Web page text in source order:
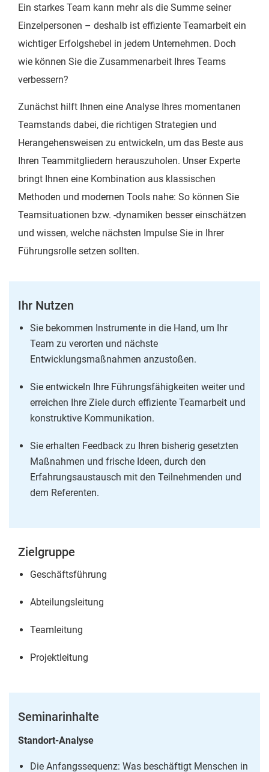
Ein starkes Team kann mehr als die Summe seiner
Einzelpersonen – deshalb ist effiziente Teamarbeit ein
wichtiger Erfolgshebel in jedem Unternehmen. Doch
wie können Sie die Zusammenarbeit Ihres Teams
verbessern?
Zunächst hilft Ihnen eine Analyse Ihres momentanen
Teamstands dabei, die richtigen Strategien und
Herangehensweisen zu entwickeln, um das Beste aus
Ihren Teammitgliedern herauszuholen. Unser Experte
bringt Ihnen eine Kombination aus klassischen
Methoden und modernen Tools nahe: So können Sie
Teamsituationen bzw. -dynamiken besser einschätzen
und wissen, welche nächsten Impulse Sie in Ihrer
Führungsrolle setzen sollten.
Ihr Nutzen
Sie bekommen Instrumente in die Hand, um Ihr
Team zu verorten und nächste
Entwicklungsmaßnahmen anzustoßen.
Sie entwickeln Ihre Führungsfähigkeiten weiter und
erreichen Ihre Ziele durch effiziente Teamarbeit und
konstruktive Kommunikation.
Sie erhalten Feedback zu Ihren bisherig gesetzten
Maßnahmen und frische Ideen, durch den
Erfahrungsaustausch mit den Teilnehmenden und
dem Referenten.
Zielgruppe
Geschäftsführung
Abteilungsleitung
Teamleitung
Projektleitung
Seminarinhalte
Standort-Analyse
Die Anfangssequenz: Was beschäftigt Menschen in